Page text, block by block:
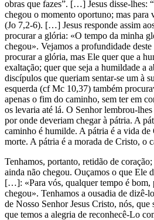
obras que fazes”. […] Jesus disse-lhes:
chegou o momento oportuno; mas para
(Jo 7,2-6). […] Jesus responde assim
procurar a glória: «O tempo da minha
chegou». Vejamos a profundidade
procurar a glória, mas Ele quer que a
exaltação; quer que seja a humildade a
discípulos que queriam sentar-se um à
esquerda (cf Mc 10,37) também
apenas o fim do caminho, sem ter em
os levaria até lá. O Senhor lembrou-lhes
por onde deveriam chegar à pátria. A
caminho é humilde. A pátria é a vida de
morte. A pátria é a morada de Cristo,
Tenhamos, portanto, retidão de
ainda não chegou. Ouçamos o que Ele
[…]: «Para vós, qualquer tempo é bom,
chegou». Tenhamos a ousadia de dizê-
de Nosso Senhor Jesus Cristo, nós, que
que temos a alegria de reconhecê-Lo